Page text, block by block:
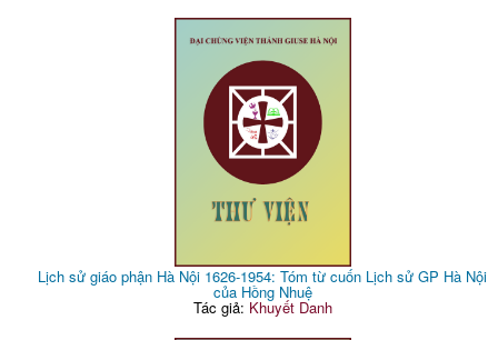
Lịch sử giáo phận Hà Nội 1626-1954: Tóm từ cuốn Lịch sử GP Hà Nội
của Hồng Nhuệ
Tác giả: Khuyết Danh